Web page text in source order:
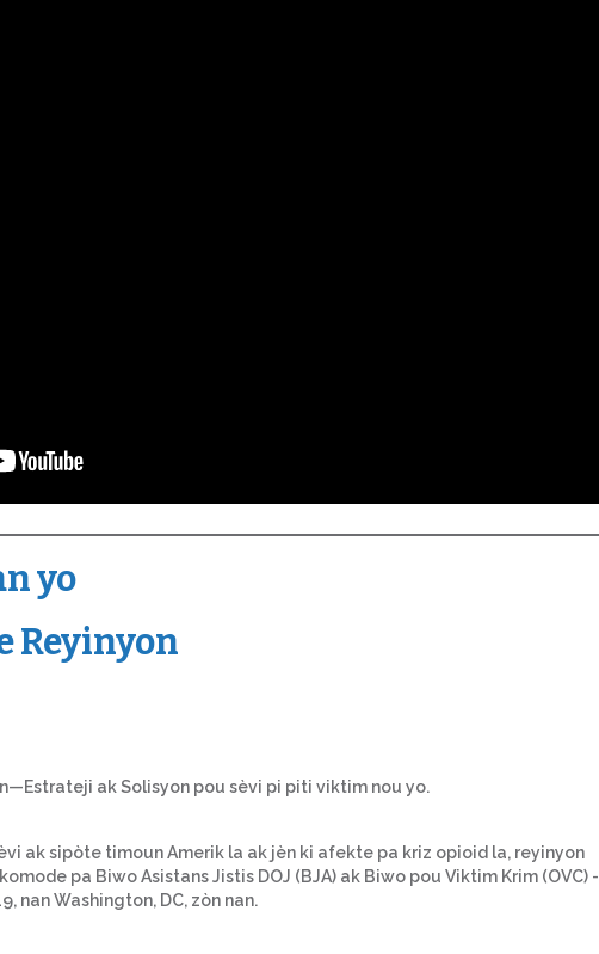
yo
Reyinyon
ak Solisyon pou sèvi pi piti viktim nou yo.
ak sipòte timoun Amerik la ak jèn ki afekte pa kriz opioid la, reyinyon
pa Biwo Asistans Jistis DOJ (BJA) ak Biwo pou Viktim Krim (OVC) -
nan Washington, DC, zòn nan.